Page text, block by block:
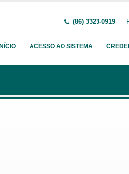
(86) 3323-0919
INÍCIO ACESSO AO SISTEMA